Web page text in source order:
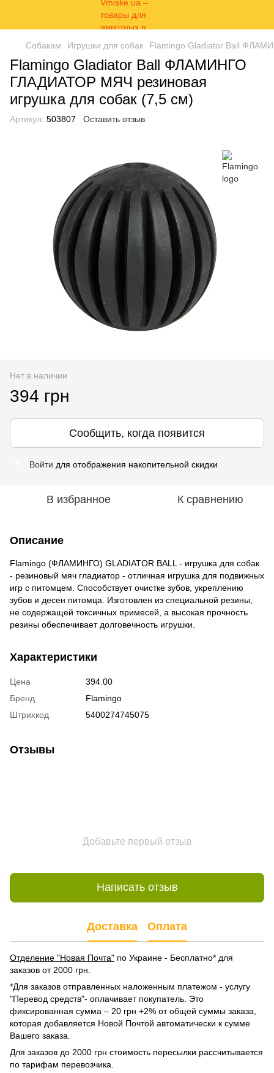
Собакам Игрушки для собак Flamingo Gladiator Ball
Flamingo Gladiator Ball ФЛАМИНГО
ГЛАДИАТОР МЯЧ резиновая
игрушка для собак (7,5 см)
Артикул: 503807 Оставить отзыв
Нет в наличии
394 грн
Сообщить, когда появится
Войти для отображения накопительной скидки
В избранное К сравнению
Описание
Flamingo (ФЛАМИНГО) GLADIATOR BALL - игрушка для собак
- резиновый мяч гладиатор - отличная игрушка для подвижных
игр с питомцем. Способствует очистке зубов, укреплению
зубов и десен питомца. Изготовлен из специальной резины,
не содержащей токсичных примесей, а высокая прочность
резины обеспечивает долговечность игрушки.
Характеристики
Цена
394.00
Бренд
Flamingo
Штрихкод
5400274745075
Отзывы
Добавьте первый отзыв
Написать отзыв
Доставка Оплата
Отделение "Новая Почта" по Украине - Бесплатно* для
заказов от 2000 грн.
*Для заказов отправленных наложенным платежом - услугу
"Перевод средств"- оплачивает покупатель. Это
фиксированная сумма – 20 грн +2% от общей суммы заказа,
которая добавляется Новой Почтой автоматически к сумме
Вашего заказа.
Для заказов до 2000 грн стоимость пересылки рассчитывается
по тарифам перевозчика.